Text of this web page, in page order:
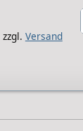
zzgl. Versand